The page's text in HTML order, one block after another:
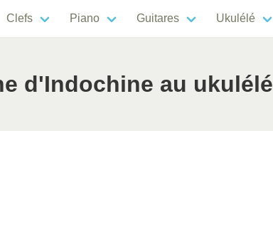
Clefs Piano Guitares Ukulélé
d'Indochine au ukulélé